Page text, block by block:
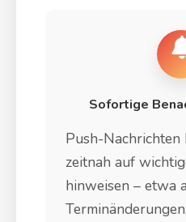
Sofortige
Push-Nachrichten
zeitnah auf
hinweisen – etwa